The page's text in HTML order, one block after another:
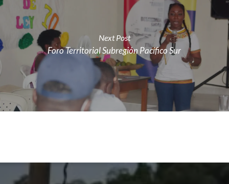
Next Post
Foro Territorial Subregión Pacífico Sur